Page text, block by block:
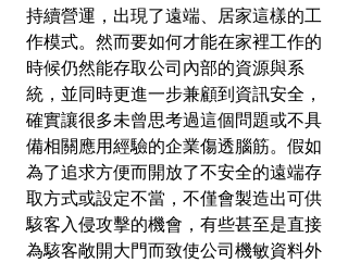
持續營運，出現了遠端、居家這樣的工
作模式。然而要如何才能在家裡工作的
時候仍然能存取公司內部的資源與系
統，並同時更進一步兼顧到資訊安全，
確實讓很多未曾思考過這個問題或不具
備相關應用經驗的企業傷透腦筋。假如
為了追求方便而開放了不安全的遠端存
取方式或設定不當，不僅會製造出可供
駭客入侵攻擊的機會，有些甚至是直接
為駭客敞開大門而致使公司機敏資料外